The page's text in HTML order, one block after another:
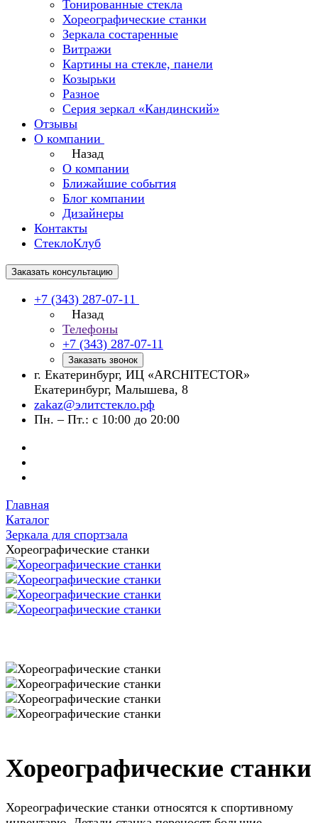
Тонированные стекла
Хореографические станки
Зеркала состаренные
Витражи
Картины на стекле, панели
Козырьки
Разное
Серия зеркал «Кандинский»
Отзывы
О компании
Назад
О компании
Ближайшие события
Блог компании
Дизайнеры
Контакты
СтеклоКлуб
Заказать консультацию
+7 (343) 287-07-11
Назад
Телефоны
+7 (343) 287-07-11
Заказать звонок
г. Екатеринбург, ИЦ «ARCHITECTOR»
Екатеринбург, Малышева, 8
zakaz@элитстекло.рф
Пн. – Пт.: с 10:00 до 20:00
Главная
Каталог
Зеркала для спортзала
Хореографические станки
Хореографические станки
Хореографические станки относятся к спортивному